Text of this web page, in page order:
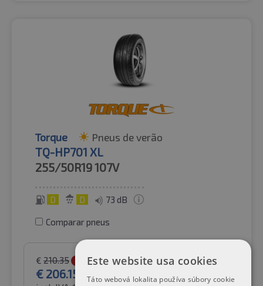
Torque Pneus de verão
TQ-HP701 XL
255/50R19107V
D D 73 dB
Comparar pneus
€ 210.35
€ 206.15
Este website usa cookies
Táto webová lokalita používa súbory cookie